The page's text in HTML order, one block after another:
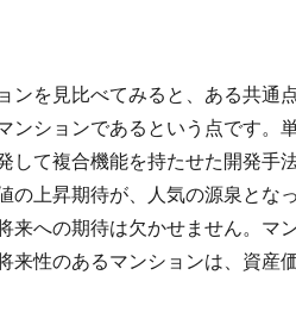
ンを見比べてみると、ある共通
ンションであるという点です。
して複合機能を持たせた開発手
の上昇期待が、人気の源泉とな
来への期待は欠かせません。マ
来性のあるマンションは、資産